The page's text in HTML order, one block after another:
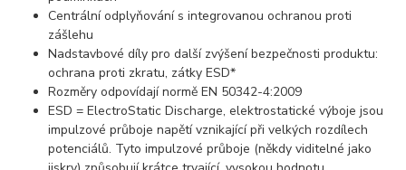
Centrální odplyňování s integrovanou ochranou proti
zášlehu
Nadstavbové díly pro další zvýšení bezpečnosti produktu:
ochrana proti zkratu, zátky ESD*
Rozměry odpovídají normě EN 50342-4:2009
ESD = ElectroStatic Discharge, elektrostatické výboje jsou
impulzové průboje napětí vznikající při velkých rozdílech
potenciálů. Tyto impulzové průboje (někdy viditelné jako